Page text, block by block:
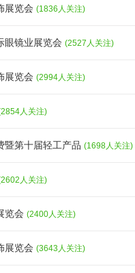
展览会 (1836人关注)
眼镜业展览会 (2527人关注)
展览会 (2994人关注)
人关注)
暨第十届轻工产品 (1698人关注)
人关注)
览会 (2400人关注)
展览会 (3643人关注)